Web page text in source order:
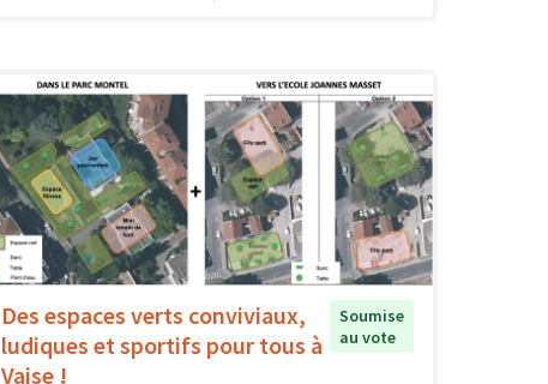
Des espaces verts conviviaux,
ludiques et sportifs pour tous à
Vaise !
Soumise
au vote